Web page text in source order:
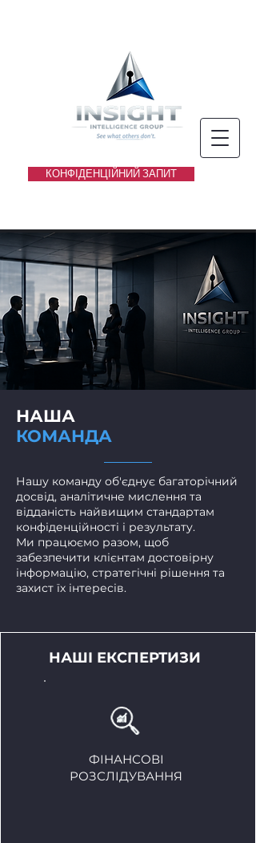
КОНФІДЕНЦІЙНИЙ ЗАПИТ
Ми об'єднуємо досвід, знання та
сучасні технології, щоб захищати
ваші інтереси та допомагати
ухвалювати впевнені рішення у
складних ситуаціях.
ПРАЦЮЄМО РАЗОМ
ЗАРАДИ ВАШОГО
РЕЗУЛЬТАТУ
ПРОФЕСІОНАЛІЗМ.
КОНФІДЕНЦІЙНІСТЬ.
РЕЗУЛЬТАТ.
НАША
КОМАНДА
Нашу команду об'єднує багаторічний
досвід, аналітичне мислення та
відданість найвищим стандартам
конфіденційності і результату.
Ми працюємо разом, щоб
забезпечити клієнтам достовірну
інформацію, стратегічні рішення та
захист їх інтересів.
НАШІ ЕКСПЕРТИЗИ
ФІНАНСОВІ
РОЗСЛІДУВАННЯ